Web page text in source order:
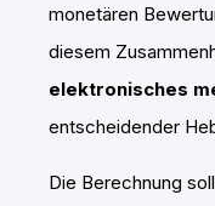
monetären
diesem
elektronisches
entscheidender
Die Berechnung